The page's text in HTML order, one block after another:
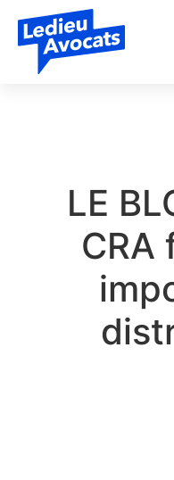
LE
CRA